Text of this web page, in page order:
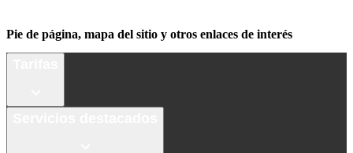
Pie de página, mapa del sitio y otros enlaces de interés